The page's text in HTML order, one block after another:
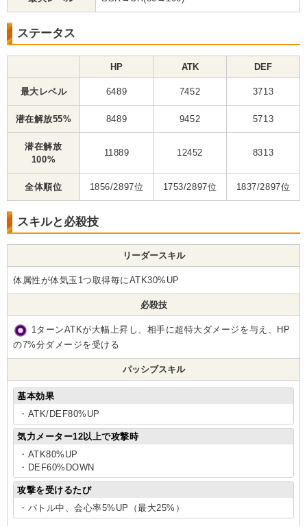
ステータス
HP ATK DEF
最大レベル 6489 7452 3713
潜在解放55% 8489 9452 5713
潜在解放
100%
11889 12452 8313
全体順位 1856/2897位 1753/2897位 1837/2897位
スキルと必殺技
リーダースキル
体属性が体気玉1つ取得毎にATK30%UP
必殺技
1ターンATKが大幅上昇し、相手に超特大ダメージを与え、HP
の7%分ダメージを受ける
パッシブスキル
基本効果
・ATK/DEF80%UP
気力メーター12以上で攻撃時
・ATK80%UP
・DEF60%DOWN
攻撃を受けるたび
・バトル中、会心率5%UP（最大25%）